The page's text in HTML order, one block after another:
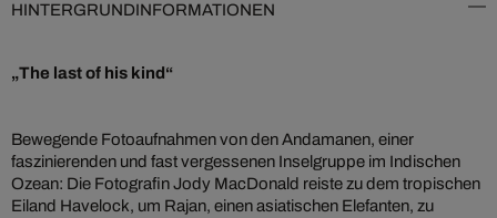
HINTERGRUNDINFORMATIONEN
„The last of his kind“
Bewegende Fotoaufnahmen von den Andamanen, einer
faszinierenden und fast vergessenen Inselgruppe im Indischen
Ozean: Die Fotografin Jody MacDonald reiste zu dem tropischen
Eiland Havelock, um Rajan, einen asiatischen Elefanten, zu